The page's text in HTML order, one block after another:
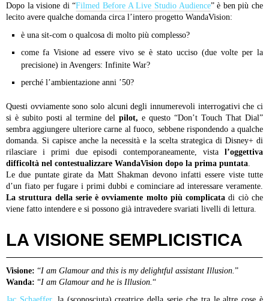
Dopo la visione di “Filmed Before A Live Studio Audience” è ben più che
lecito avere qualche domanda circa l’intero progetto WandaVision:
è una sit-com o qualcosa di molto più complesso?
come fa Visione ad essere vivo se è stato ucciso (due volte per la
precisione) in Avengers: Infinite War?
perché l’ambientazione anni ’50?
Questi ovviamente sono solo alcuni degli innumerevoli interrogativi che ci
si è subito posti al termine del pilot, e questo “Don’t Touch That Dial”
sembra aggiungere ulteriore carne al fuoco, sebbene rispondendo a qualche
domanda. Si capisce anche la necessità e la scelta strategica di Disney+ di
rilasciare i primi due episodi contemporaneamente, vista l’oggettiva
difficoltà nel contestualizzare WandaVision dopo la prima puntata
Le due puntate girate da Matt Shakman devono infatti essere viste tutte
d’un fiato per fugare i primi dubbi e cominciare ad interessare veramente.
La struttura della serie è ovviamente molto più complicata di ciò che
viene fatto intendere e si possono già intravedere svariati livelli di lettura.
LA VISIONE SEMPLICISTICA
Visione: “I am Glamour and this is my delightful assistant Illusion. ”
Wanda: “I am Glamour and he is Illusion. “